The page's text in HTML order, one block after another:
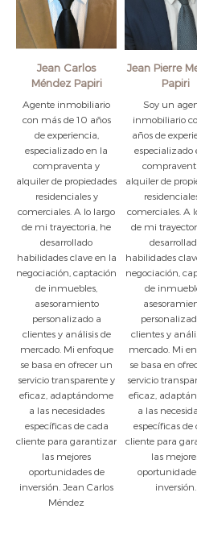
Jean Carlos
Méndez Papiri
Agente inmobiliario
con más de 10 años
de experiencia,
especializado en la
compraventa y
alquiler de propiedades
residenciales y
comerciales. A lo largo
de mi trayectoria, he
desarrollado
habilidades clave en la
negociación, captación
de inmuebles,
asesoramiento
personalizado a
clientes y análisis de
mercado. Mi enfoque
se basa en ofrecer un
servicio transparente y
eficaz, adaptándome
a las necesidades
específicas de cada
cliente para garantizar
las mejores
oportunidades de
inversión. Jean Carlos
Méndez
Jean Pierre
Papiri
Soy un
inmobiliario
años de
especializado
alquiler de
comerciales. A
de mi
habilidades
negociación,
de
clientes y
mercado. Mi
se basa en
servicio
eficaz,
a las
específicas de
cliente para
las
inversión.